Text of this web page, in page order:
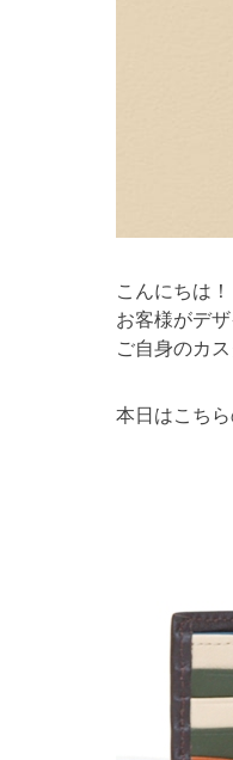
こんにちは！
お客様がデ
ご自身のカ
本日はこち